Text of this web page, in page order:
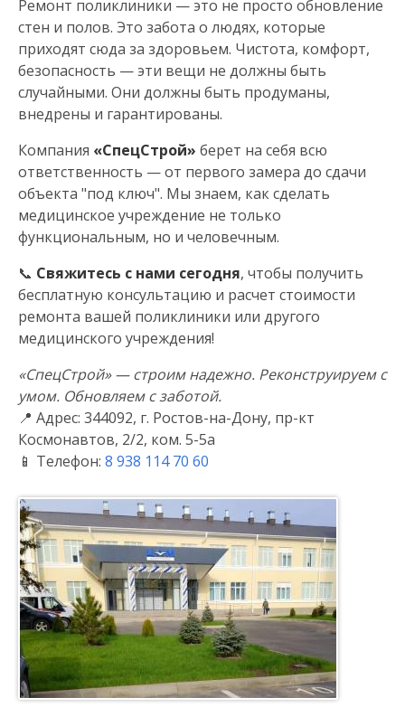
Ремонт поликлиники — это не просто обновление
стен и полов. Это забота о людях, которые
приходят сюда за здоровьем. Чистота, комфорт,
безопасность — эти вещи не должны быть
случайными. Они должны быть продуманы,
внедрены и гарантированы.
Компания «СпецСтрой» берет на себя всю
ответственность — от первого замера до сдачи
объекта "под ключ". Мы знаем, как сделать
медицинское учреждение не только
функциональным, но и человечным.
📞 Свяжитесь с нами сегодня, чтобы получить
бесплатную консультацию и расчет стоимости
ремонта вашей поликлиники или другого
медицинского учреждения!
«СпецСтрой» — строим надежно. Реконструируем с
умом. Обновляем с заботой.
📍 Адрес: 344092, г. Ростов-на-Дону, пр-кт
Космонавтов, 2/2, ком. 5-5а
📱 Телефон: 8 938 114 70 60